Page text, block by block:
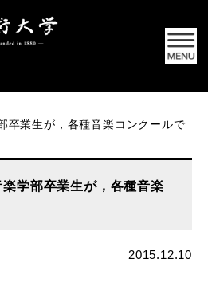
卒業生が，各種音楽コンクールで
楽学部卒業生が，各種音楽
2015.12.10